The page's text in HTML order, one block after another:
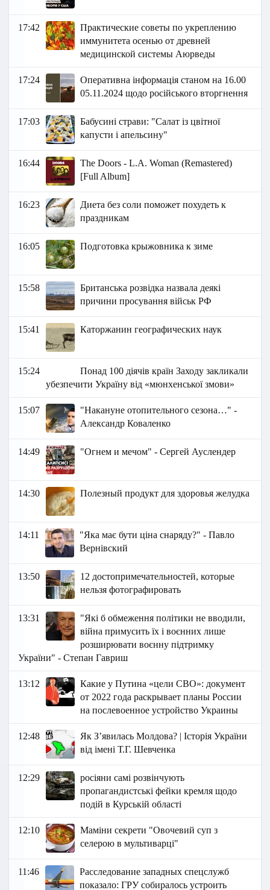
17:42
Практические советы по укреплению
иммунитета осенью от древней
медицинской системы Аюрведы
17:24
Оперативна інформація станом на 16.00
05.11.2024 щодо російського вторгнення
17:03
Бабусині страви: "Салат із цвітної
капусти і апельсину"
16:44
The Doors - L.A. Woman (Remastered)
[Full Album]
16:23
Диета без соли поможет похудеть к
праздникам
16:05 Подготовка крыжовника к зиме
15:58
Британська розвідка назвала деякі
причини просування військ РФ
15:41 Каторжанин географических наук
15:24
Понад 100 діячів країн Заходу закликали
убезпечити Україну від «мюнхенської змови»
15:07
"Накануне отопительного сезона…" -
Александр Коваленко
14:49 "Огнем и мечом" - Сергей Ауслендер
14:30 Полезный продукт для здоровья желудка
14:11
"Яка має бути ціна снаряду?" - Павло
Вернівский
13:50
12 достопримечательностей, которые
нельзя фотографировать
13:31
"Які б обмеження політики не вводили,
війна примусить їх і воєнних лише
розширювати воєнну підтримку
України" - Степан Гавриш
13:12
Какие у Путина «цели СВО»: документ
от 2022 года раскрывает планы России
на послевоенное устройство Украины
12:48
Як Зʼявилась Молдова? | Історія України
від імені Т.Г. Шевченка
12:29
росіяни самі розвінчують
пропагандистські фейки кремля щодо
подій в Курській області
12:10
Маміни секрети "Овочевий суп з
селерою в мультиварці"
11:46
Расследование западных спецслужб
показало: ГРУ собиралось устроить